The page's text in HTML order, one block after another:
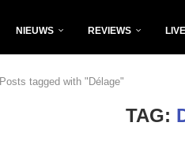
NIEUWS REVIEWS LIVE
Posts tagged with "Délage"
TAG: